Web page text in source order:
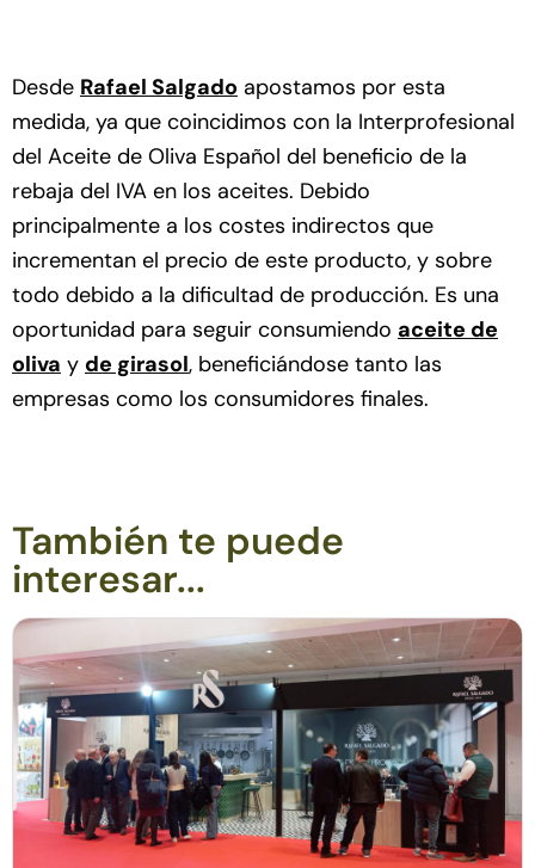
Desde Rafael Salgado apostamos por esta
medida, ya que coincidimos con la Interprofesional
del Aceite de Oliva Español del beneficio de la
rebaja del IVA en los aceites. Debido
principalmente a los costes indirectos que
incrementan el precio de este producto, y sobre
todo debido a la dificultad de producción. Es una
oportunidad para seguir consumiendo aceite de
oliva y de girasol, beneficiándose tanto las
empresas como los consumidores finales.
También te puede
interesar...